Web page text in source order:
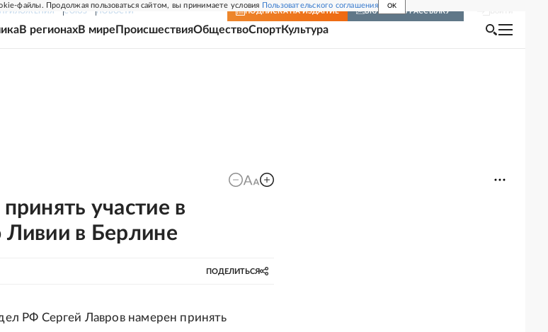
файлы. Продолжая пользоваться сайтом, вы принимаете условия Пользовательского соглашения OK
ПРИЛОЖЕНИЯ СОЮЗ НОВОСТИ ПОДПИСКА НА ИЗДАНИЕ ВКЛЮЧИТЬ РАССЫЛКУ
В регионахВ мире ПроисшествияОбществоСпортКультура
участие в
в Берлине
ПОДЕЛИТЬСЯ
РФ Сергей Лавров намерен принять